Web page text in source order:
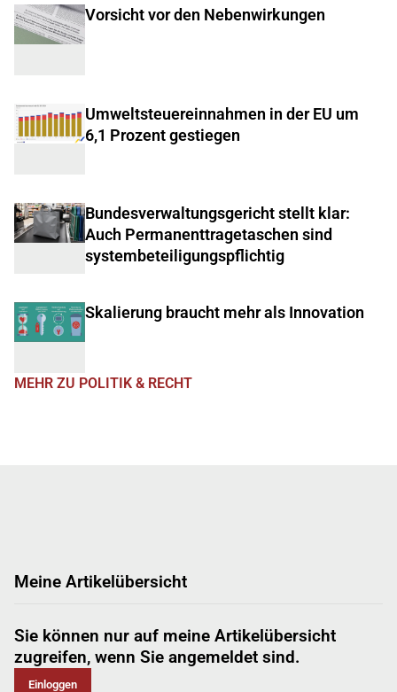
Vorsicht vor den Nebenwirkungen
Umweltsteuereinnahmen in der EU um
6,1 Prozent gestiegen
Bundesverwaltungsgericht stellt klar:
Auch Permanenttragetaschen sind
systembeteiligungspflichtig
Skalierung braucht mehr als Innovation
MEHR ZU POLITIK & RECHT
Meine Artikelübersicht
Sie können nur auf meine Artikelübersicht
zugreifen, wenn Sie angemeldet sind.
Einloggen